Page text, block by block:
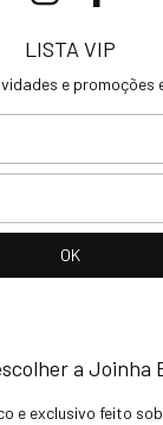
LISTA VIP
e promoções
a Joinha
e exclusivo feito